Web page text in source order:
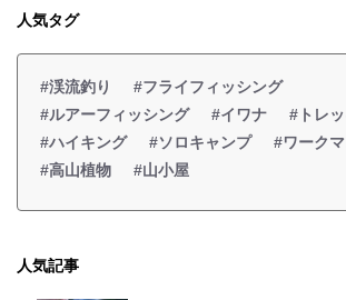
人気タグ
#渓流釣り
#フライフィッシング
#ルアーフィッシング
#イワナ
#トレ
#ハイキング
#ソロキャンプ
#ワーク
#高山植物
#山小屋
人気記事